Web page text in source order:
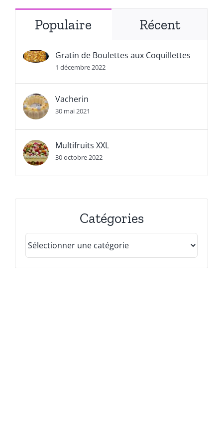
Populaire Récent
Gratin de Boulettes aux Coquillettes
1 décembre 2022
Vacherin
30 mai 2021
Multifruits XXL
30 octobre 2022
Catégories
Catégories